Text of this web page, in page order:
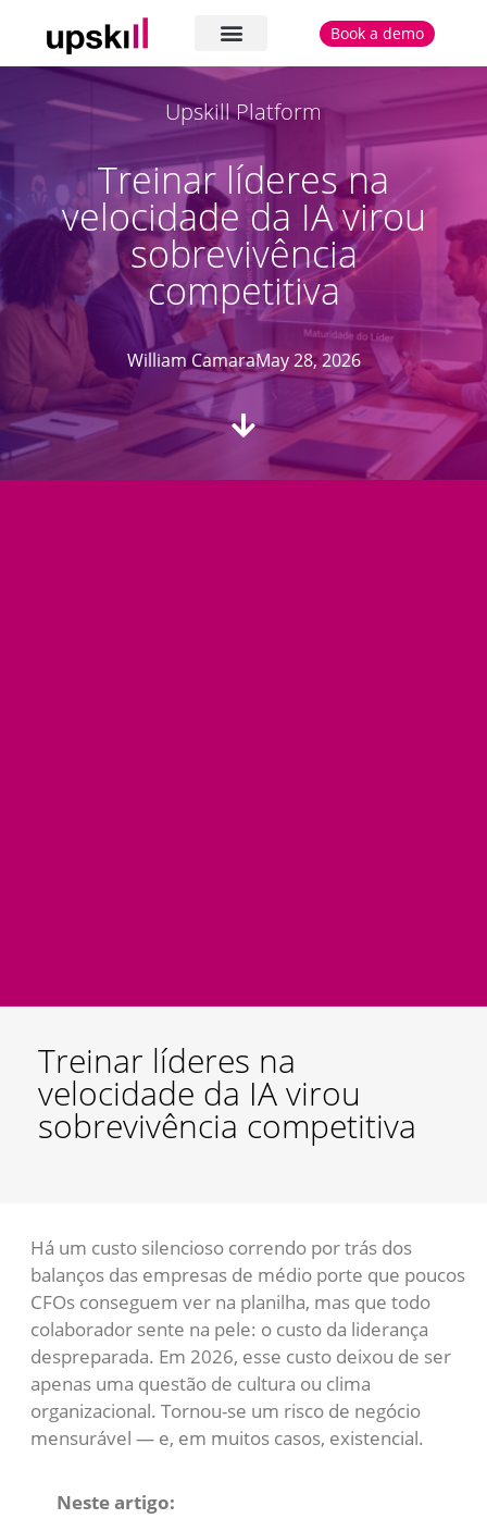
Book a demo
Upskill Platform
Treinar líderes na
velocidade da IA virou
sobrevivência
competitiva
William CamaraMay 28, 2026
Treinar líderes na
velocidade da IA virou
sobrevivência competitiva
Há um custo silencioso correndo por trás dos
balanços das empresas de médio porte que poucos
CFOs conseguem ver na planilha, mas que todo
colaborador sente na pele: o custo da liderança
despreparada. Em 2026, esse custo deixou de ser
apenas uma questão de cultura ou clima
organizacional. Tornou-se um risco de negócio
mensurável — e, em muitos casos, existencial.
Neste artigo: